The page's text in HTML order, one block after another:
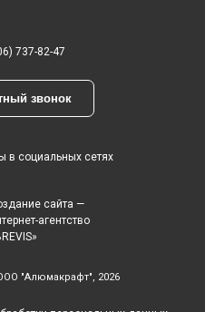
737-82-47
звонок
в социальных сетях
сайта —
агентство
"Алюмакрафт", 2026